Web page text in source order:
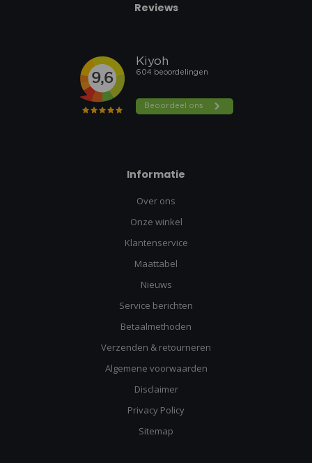
Reviews
Informatie
Over ons
Onze winkel
Klantenservice
Maattabel
Nieuws
Service berichten
Betaalmethoden
Verzenden & retourneren
Algemene voorwaarden
Disclaimer
Privacy Policy
Sitemap